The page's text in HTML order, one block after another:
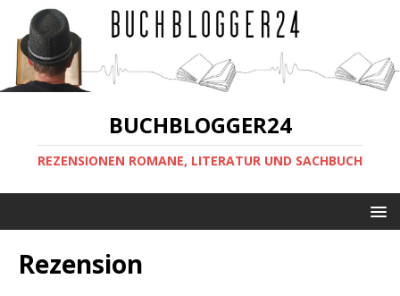
BUCHBLOGGER24
REZENSIONEN ROMANE, LITERATUR UND SACHBUCH
Rezension